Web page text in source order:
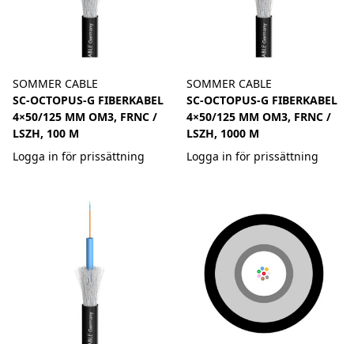
SOMMER CABLE
SC-OCTOPUS-G FIBERKABEL
4×50/125 ΜM OM3, FRNC /
LSZH, 100 M
Logga in för prissättning
SOMMER CABLE
SC-OCTOPUS-G FIBERKABEL
4×50/125 ΜM OM3, FRNC /
LSZH, 1000 M
Logga in för prissättning